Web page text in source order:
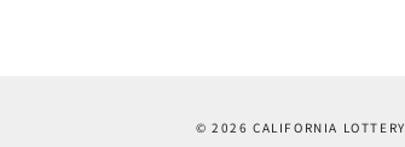
© 2026 CALIFORNIA LOTTERY